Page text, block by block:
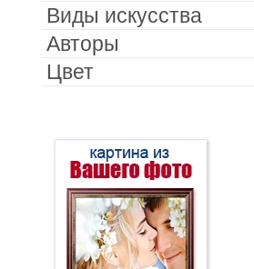
Виды искусства
Авторы
Цвет